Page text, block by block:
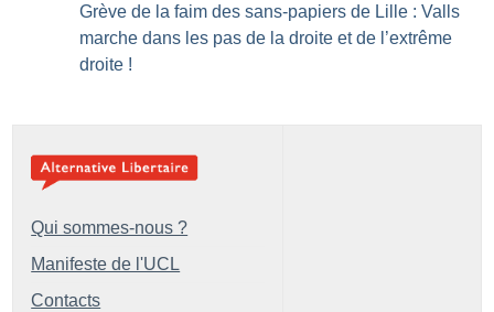
Grève de la faim des sans-papiers de Lille : Valls
marche dans les pas de la droite et de l’extrême
droite !
Qui sommes-nous ?
Manifeste de l'UCL
Contacts